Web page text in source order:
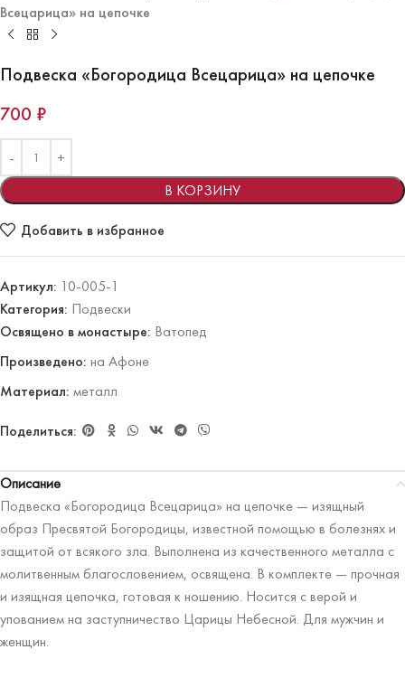
Всецарица» на цепочке
Подвеска «Богородица Всецарица» на цепочке
700 ₽
В КОРЗИНУ
Добавить в избранное
Артикул: 10-005-1
Категория: Подвески
Освящено в монастыре: Ватопед
Произведено: на Афоне
Материал: металл
Поделиться:
Описание
Подвеска «Богородица Всецарица» на цепочке — изящный
образ Пресвятой Богородицы, известной помощью в болезнях и
защитой от всякого зла. Выполнена из качественного металла с
молитвенным благословением, освящена. В комплекте — прочная
и изящная цепочка, готовая к ношению. Носится с верой и
упованием на заступничество Царицы Небесной. Для мужчин и
женщин.